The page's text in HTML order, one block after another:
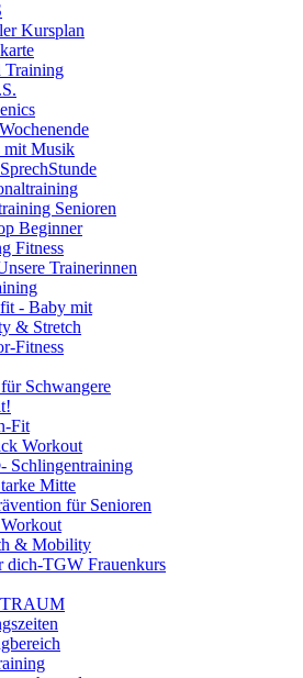
Kursplan
Training
mit Musik
Senioren
Beginner
Fitness
Trainerinnen
- Baby mit
& Stretch
Fitness
Schwangere
Fit
Workout
Schlingentraining
Mitte
für Senioren
& Mobility
dich-TGW Frauenkurs